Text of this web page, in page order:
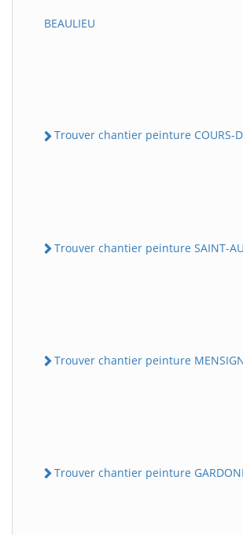
BEAULIEU
Trouver chantier peinture COURS-
Trouver chantier peinture SAINT-
Trouver chantier peinture
Trouver chantier peinture